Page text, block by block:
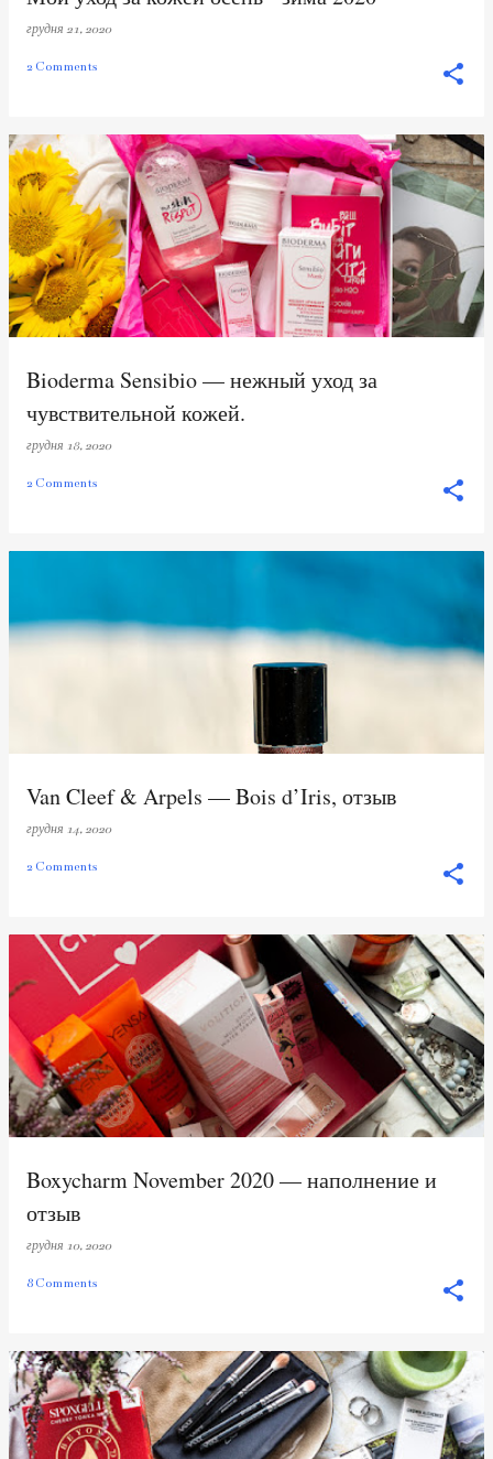
грудня 21, 2020
2 Comments
Bioderma Sensibio — нежный уход за
чувствительной кожей.
грудня 18, 2020
2 Comments
Van Cleef & Arpels — Bois d’Iris, отзыв
грудня 14, 2020
2 Comments
Boxycharm November 2020 — наполнение и
отзыв
грудня 10, 2020
8 Comments